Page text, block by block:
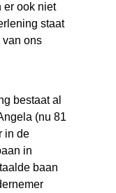
er ook niet
staat
van ons
bestaat al
(nu 81
in de
in
baan